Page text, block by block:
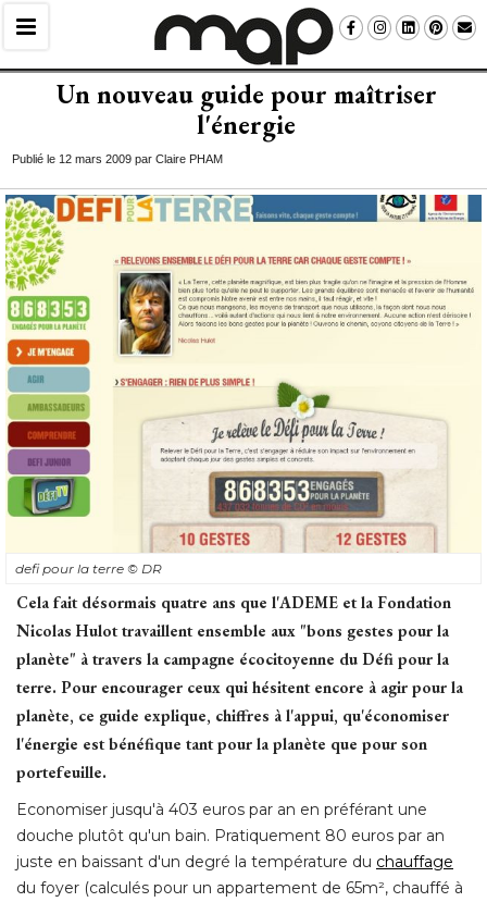
Un nouveau guide pour maîtriser
l'énergie
Publié le 12 mars 2009 par Claire PHAM
defi pour la terre © DR
Cela fait désormais quatre ans que l'ADEME et la Fondation
Nicolas Hulot travaillent ensemble aux "bons gestes pour la
planète" à travers la campagne écocitoyenne du Défi pour la
terre. Pour encourager ceux qui hésitent encore à agir pour la
planète, ce guide explique, chiffres à l'appui, qu'économiser
l'énergie est bénéfique tant pour la planète que pour son
portefeuille.
Economiser jusqu'à 403 euros par an en préférant une
douche plutôt qu'un bain. Pratiquement 80 euros par an
juste en baissant d'un degré la température du chauffage
du foyer (calculés pour un appartement de 65m², chauffé à